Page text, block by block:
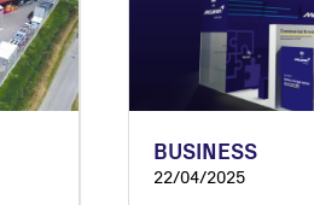
BUSINESS
22/04/2025